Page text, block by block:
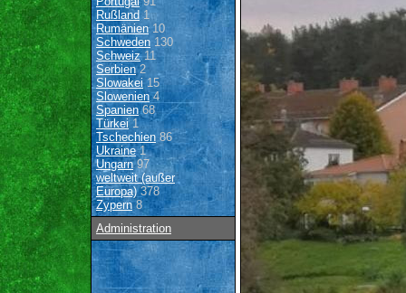
Rußland 1
Rumänien10
Schweden 130
Schweiz11
Serbien2
Slowakei15
Slowenien4
Spanien68
Türkei1
Tschechien 86
Ukraine1
Ungarn97
weltweit (außer
Europa)378
Zypern8
Administration